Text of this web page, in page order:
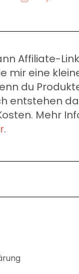
Affiliate-
mir eine
du
entstehen
Mehr
.